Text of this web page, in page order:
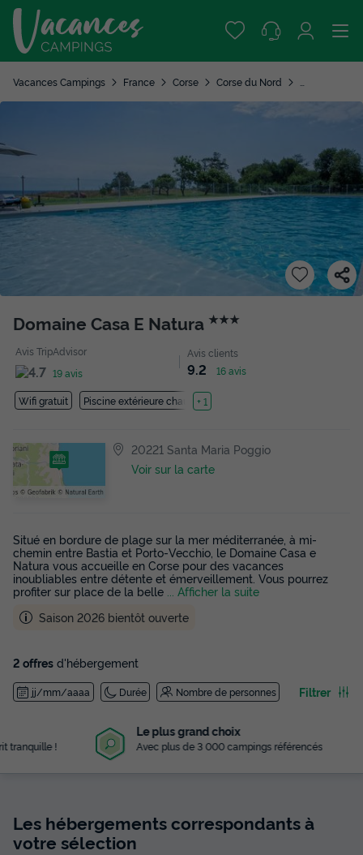
Vacances Campings France Corse Corse du Nord
Domaine Casa E Natura ★★★
Avis TripAdvisor
19 avis
Avis clients
9.2 16 avis
Wifi gratuit Piscine extérieure chauffée
+ 1
20221 Santa Maria Poggio
Voir sur la carte
Situé en bordure de plage sur la mer méditerranée, à mi-
chemin entre Bastia et Porto-Vecchio, le Domaine Casa e
Natura vous accueille en Corse pour des vacances
inoubliables entre détente et émerveillement. Vous pourrez
profiter sur place de la belle
... Afficher la suite
Saison 2026 bientôt ouverte
2 offres d'hébergement
jj/mm/aaaa Durée Nombre de personnes Filtrer
Le plus grand choix
Avec plus de 3 000 campings référencés
Les hébergements correspondants à
votre sélection